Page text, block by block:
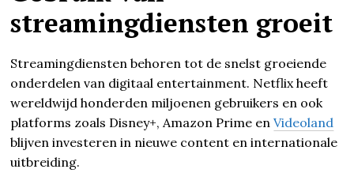
streamingdiensten groeit
Streamingdiensten behoren tot de snelst groeiende
onderdelen van digitaal entertainment. Netflix heeft
wereldwijd honderden miljoenen gebruikers en ook
platforms zoals Disney+, Amazon Prime enVideoland
blijven investeren in nieuwe content en internationale
uitbreiding.